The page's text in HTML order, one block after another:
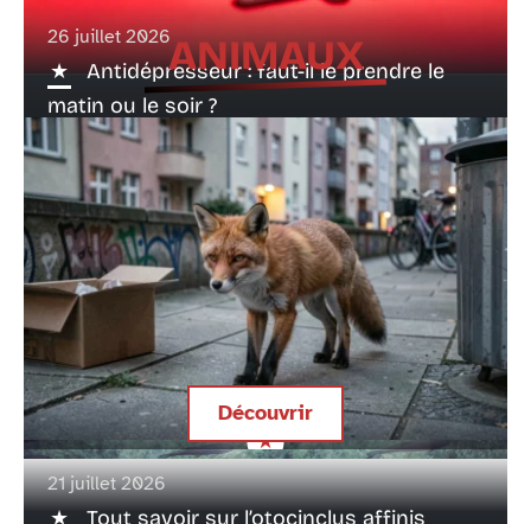
26 juillet 2026
Antidépresseur : faut-il le prendre le
matin ou le soir ?
21 juillet 2026
Tout savoir sur l’otocinclus affinis
ANIMAUX
Crottes de renards en ville, pourquoi leur
présence augmente-t-elle ?
Découvrir